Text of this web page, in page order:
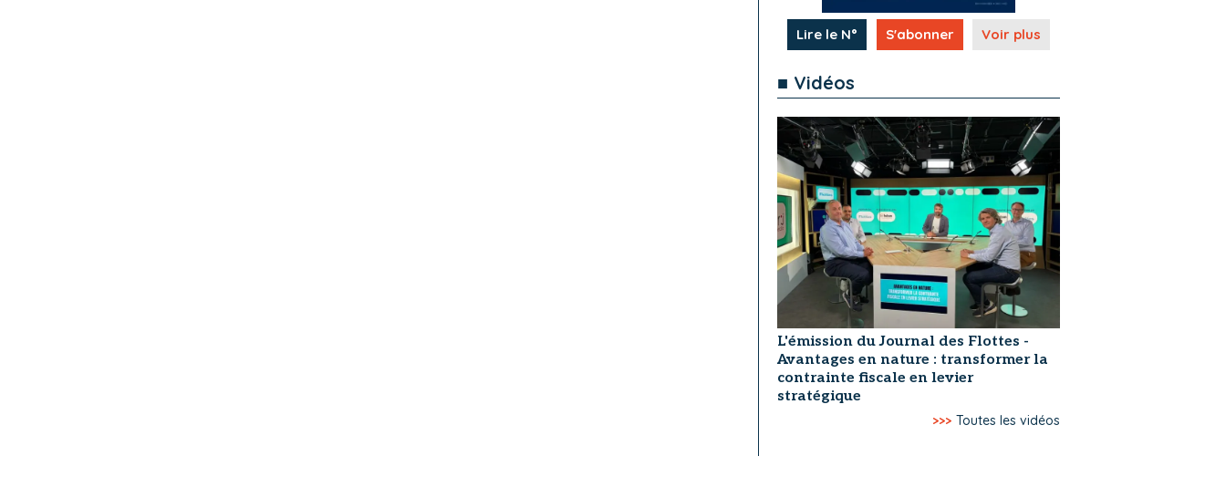
Lire le N° S'abonner Voir plus
■ Vidéos
L'émission du Journal des Flottes -
Avantages en nature : transformer la
contrainte fiscale en levier
stratégique
>>> Toutes les vidéos